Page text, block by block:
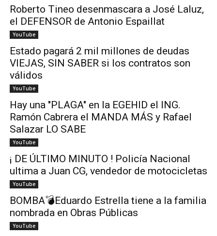
Roberto Tineo desenmascara a José Laluz,
el DEFENSOR de Antonio Espaillat
YouTube
Estado pagará 2 mil millones de deudas
VIEJAS, SIN SABER si los contratos son
válidos
YouTube
Hay una "PLAGA" en la EGEHID el ING.
Ramón Cabrera el MANDA MÁS y Rafael
Salazar LO SABE
YouTube
¡ DE ÚLTIMO MINUTO ! Policía Nacional
ultima a Juan CG, vendedor de motocicletas
YouTube
BOMBA💣Eduardo Estrella tiene a la familia
nombrada en Obras Públicas
YouTube